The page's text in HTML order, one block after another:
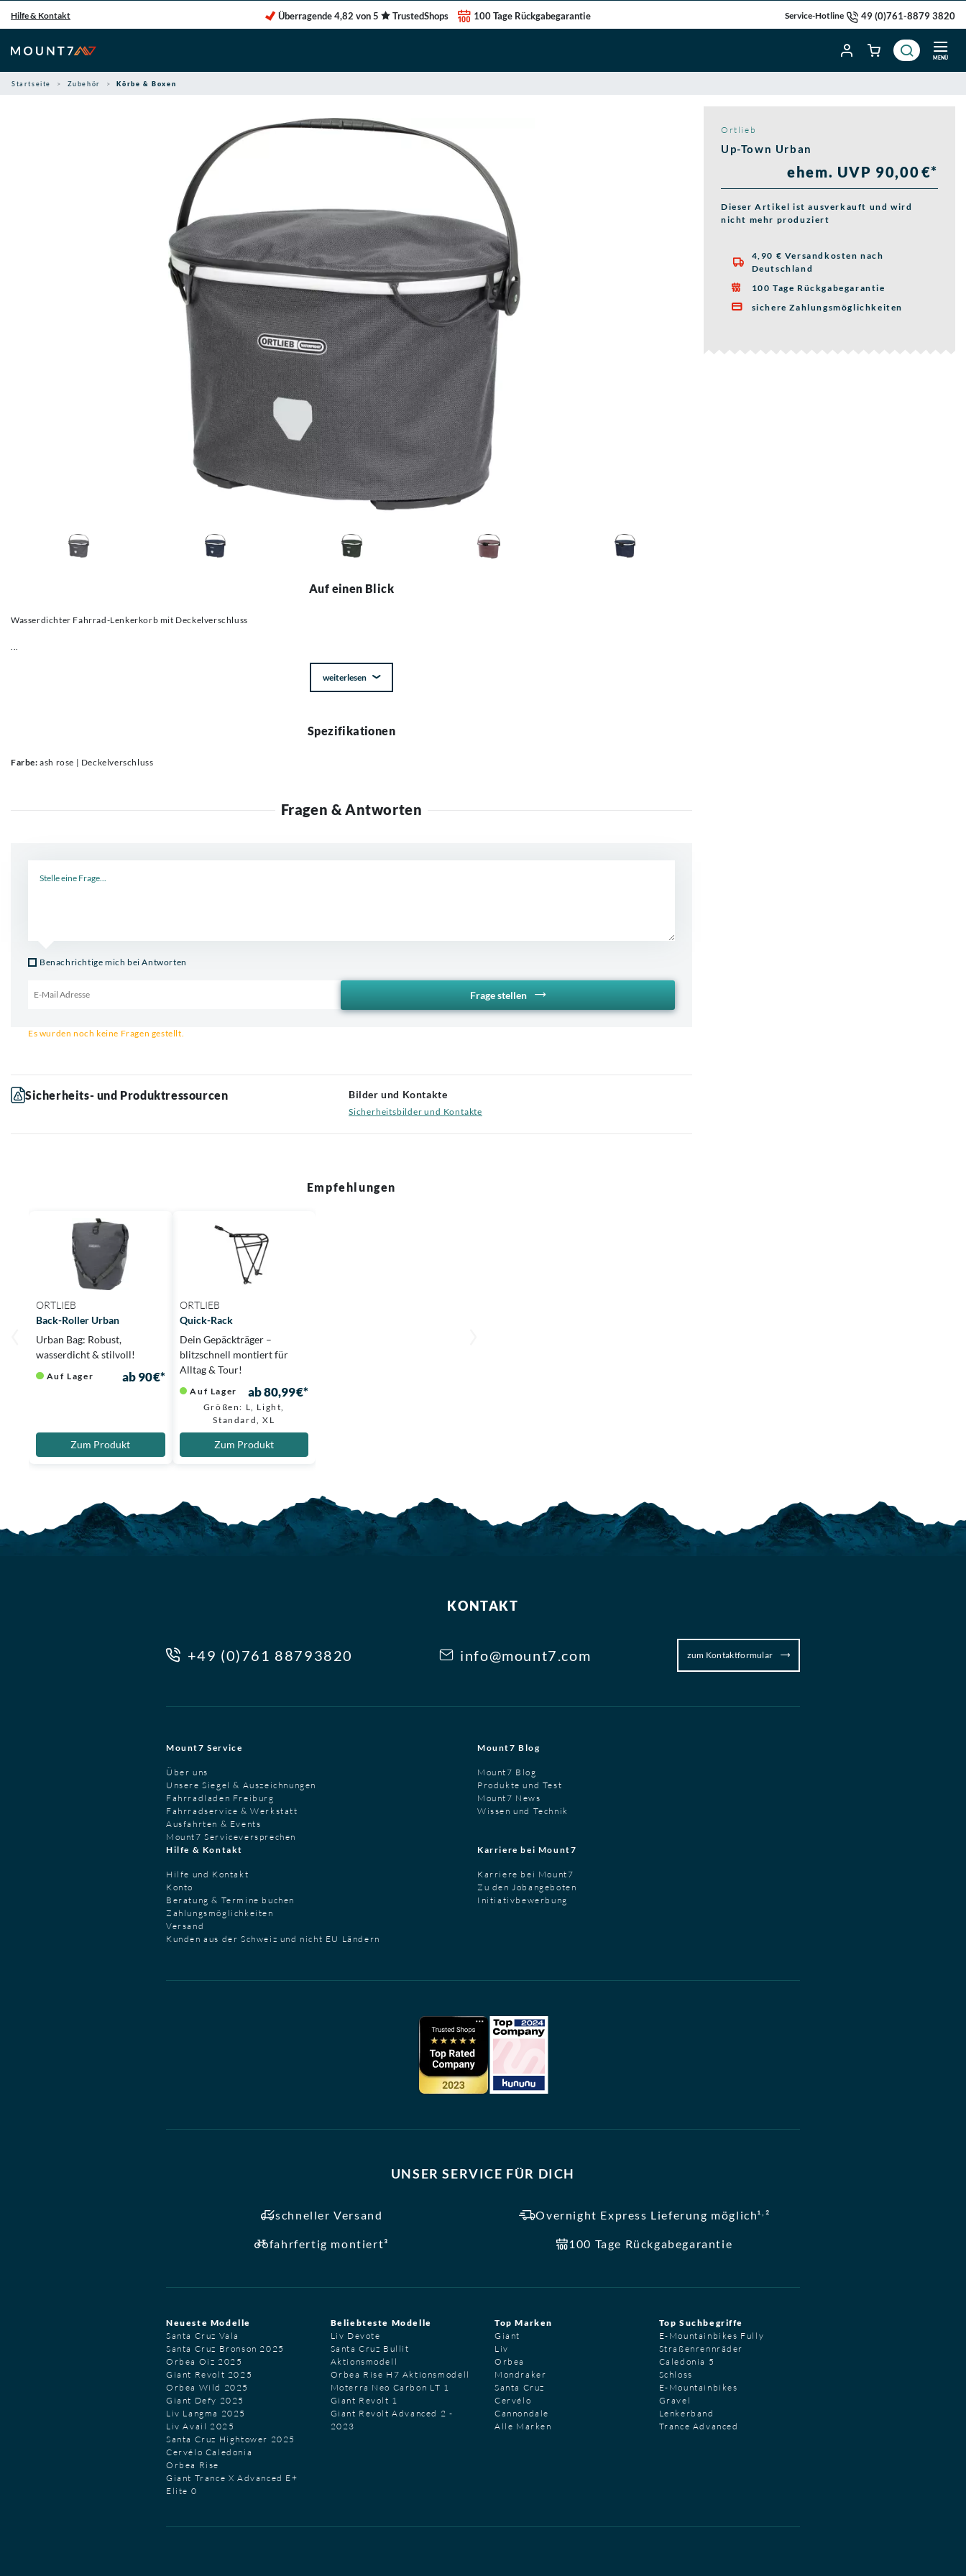
Inhalt
springen
Hilfe & Kontakt Überragende 4,82 von 5 TrustedShops 100 Tage Rückgabegarantie Service-Hotline 49 (0)761-8879 3820
MENÜ
Startseite Zubehör Körbe & Boxen
Ortlieb
Up-Town Urban
ehem. UVP 90,00 €*
Dieser Artikel ist ausverkauft und wird
nicht mehr produziert

4,90 € Versandkosten nach
Deutschland
 100 Tage Rückgabegarantie
 sichere Zahlungsmöglichkeiten
Auf einen Blick
Wasserdichter Fahrrad-Lenkerkorb mit Deckelverschluss
weiterlesen
Spezifikationen
Farbe: ash rose | Deckelverschluss
Fragen & Antworten
Benachrichtige mich bei Antworten
Frage stellen
Es wurden noch keine Fragen gestellt.
Sicherheits- und Produktressourcen Bilder und Kontakte
Sicherheitsbilder und Kontakte
Empfehlungen
ORTLIEB
Back-Roller Urban
Urban Bag: Robust,
wasserdicht & stilvoll!
Auf Lager ab 90 €*
Zum Produkt
ORTLIEB
Quick-Rack
Dein Gepäckträger –
blitzschnell montiert für
Alltag & Tour!
Auf Lager ab 80,99 €*
Größen: L, Light,
Standard, XL
Zum Produkt
KONTAKT
+49 (0)761 88793820 info@mount7.com zum Kontaktformular
Mount7 Service
Über uns
Unsere Siegel & Auszeichnungen
Fahrradladen Freiburg
Fahrradservice & Werkstatt
Ausfahrten & Events
Mount7 Serviceversprechen
Mount7 Blog
Mount7 Blog
Produkte und Test
Mount7 News
Wissen und Technik
Hilfe & Kontakt
Hilfe und Kontakt
Konto
Beratung & Termine buchen
Zahlungsmöglichkeiten
Versand
Kunden aus der Schweiz und nicht EU Ländern
Karriere bei Mount7
Karriere bei Mount7
Zu den Jobangeboten
Initiativbewerbung
UNSER SERVICE FÜR DICH
schneller Versand Overnight Express Lieferung möglich¹ ²
fahrfertig montiert³ 100 Tage Rückgabegarantie
Neueste Modelle
Santa Cruz Vala
Santa Cruz Bronson 2025
Orbea Oiz 2025
Giant Revolt 2025
Orbea Wild 2025
Giant Defy 2025
Liv Langma 2025
Liv Avail 2025
Santa Cruz Hightower 2025
Cervélo Caledonia
Orbea Rise
Giant Trance X Advanced E+
Elite 0
Beliebteste Modelle
Liv Devote
Santa Cruz Bullit
Aktionsmodell
Orbea Rise H7 Aktionsmodell
Moterra Neo Carbon LT 1
Giant Revolt 1
Giant Revolt Advanced 2 -
2023
Top Marken
Giant
Liv
Orbea
Mondraker
Santa Cruz
Cervélo
Cannondale
Alle Marken
Top Suchbegriffe
E-Mountainbikes Fully
Straßenrennräder
Caledonia 5
Schloss
E-Mountainbikes
Gravel
Lenkerband
Trance Advanced